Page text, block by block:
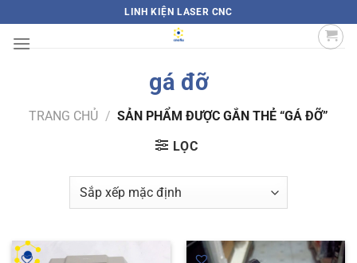
qua
nội
LINH KIỆN LASER CNC
gá đỡ
TRANG CHỦ / SẢN PHẨM ĐƯỢC GẮN THẺ “GÁ ĐỠ”
LỌC